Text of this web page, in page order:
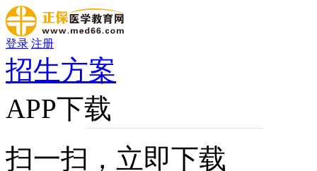
登录 注册
招生方案
APP下载
扫一扫，立即下载